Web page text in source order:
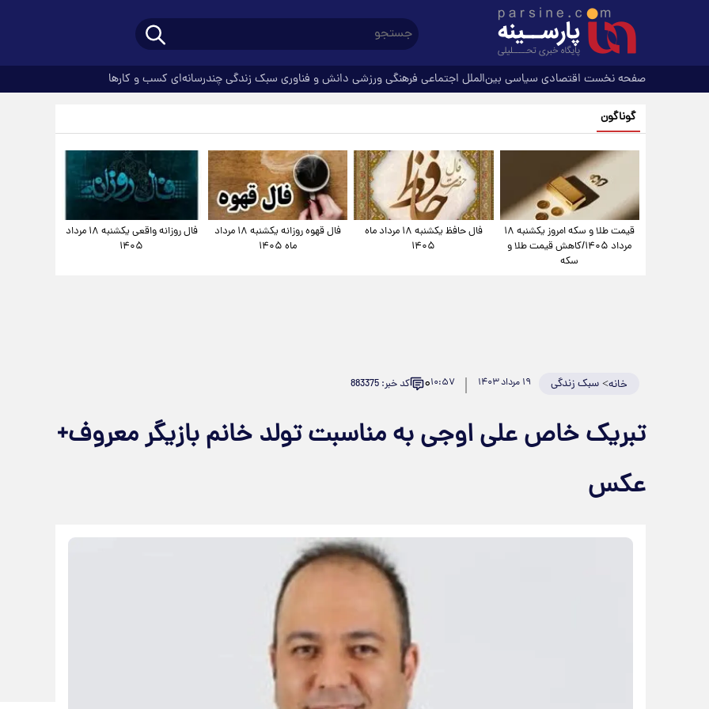
صفحه نخست اقتصادی سیاسی بین‌الملل اجتماعی فرهنگیورزشی دانش و فناوری سبک زندگیچندرسانه‌ای کسب و کارها
گوناگون
قیمت طلا و سکه امروز یکشنبه ۱۸
مرداد ۱۴۰۵/کاهش قیمت طلا و
سکه
فال حافظ یکشنبه ۱۸ مرداد ماه
۱۴۰۵
فال قهوه روزانه یکشنبه ۱۸ مرداد
ماه ۱۴۰۵
فال روزانه واقعی یکشنبه ۱۸ مرداد
۱۴۰۵
خانه>سبک زندگی ۱۹ مرداد ۱۴۰۳ ۱۰:۵۷۰ کد خبر: 883375
تبریک خاص علی اوجی به مناسبت تولد خانم بازیگر معروف+
عکس